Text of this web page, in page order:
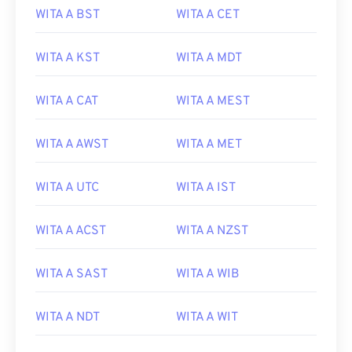
WITA A BST WITA A CET
WITA A KST WITA A MDT
WITA A CAT WITA A MEST
WITA A AWST WITA A MET
WITA A UTC WITA A IST
WITA A ACST WITA A NZST
WITA A SAST WITA A WIB
WITA A NDT WITA A WIT